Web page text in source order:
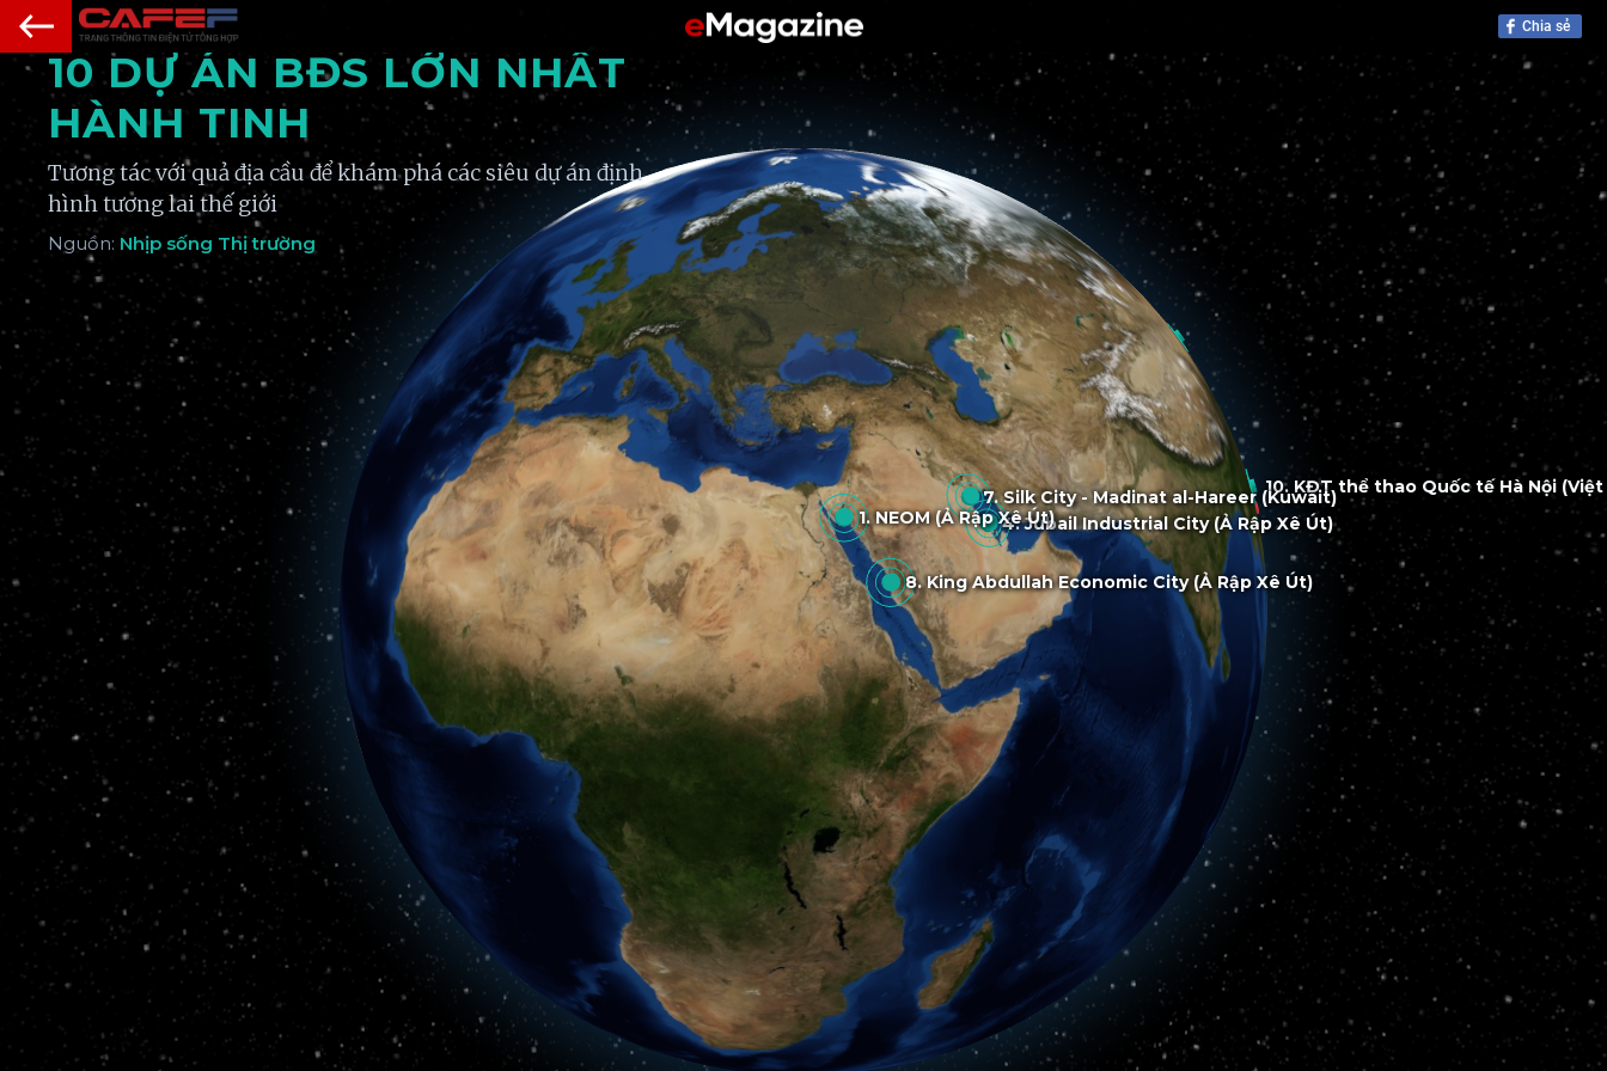
Chia sẻ
10 DỰ ÁN BĐS LỚN NHẤT
HÀNH TINH
Tương tác với quả địa cầu để khám phá các siêu dự án định
hình tương lai thế giới
Nguồn: Nhịp sống Thị trường
1. NEOM (Ả Rập Xê Út)4. Jubail Industrial City (Ả Rập Xê Út)
7. Silk City - Madinat al-Hareer (Kuwait)
8. King Abdullah Economic City (Ả Rập Xê Út)